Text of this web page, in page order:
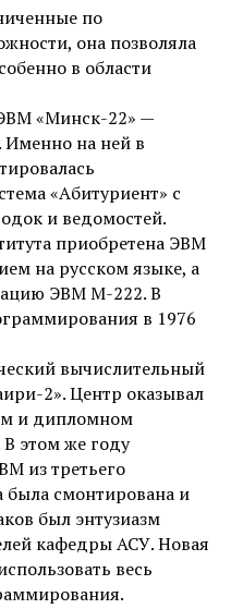
по
она позволяла
в области
«Минск-22» —
Именно на ней в
«Абитуриент» с
и ведомостей.
приобретена ЭВМ
на русском языке, а
ЭВМ М-222. В
в 1976
вычислительный
2». Центр оказывал
и дипломном
этом же году
из третьего
смонтирована и
был энтузиазм
кафедры АСУ. Новая
весь